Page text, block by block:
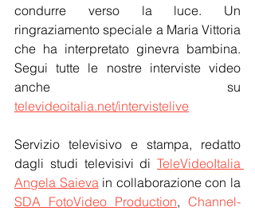
condurre verso la luce. Un
ringraziamento speciale a Maria Vittoria
che ha interpretato ginevra bambina.
Segui tutte le nostre interviste video
televideoitalia.net/intervistelive
Servizio televisivo e stampa, redatto
dagli studi televisivi di TeleVideoItalia
Angela Saieva
SDA FotoVideo Production, Channel-